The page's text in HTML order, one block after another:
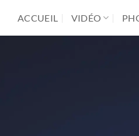
ACCUEIL VIDÉO